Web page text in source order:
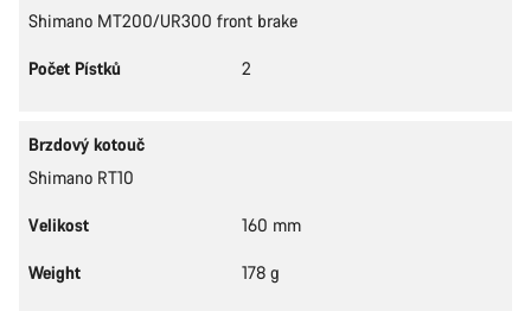
Shimano MT200/UR300 front brake
Počet Pístků 2
Brzdový kotouč
Shimano RT10
Velikost 160 mm
Weight 178 g